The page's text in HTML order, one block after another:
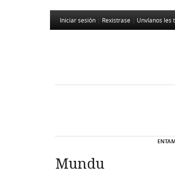
Iniciar sesión Rexistrase Unvíanos les
Mundu